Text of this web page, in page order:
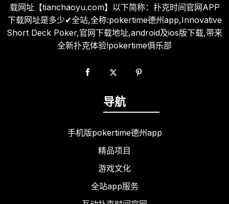
载网址【tianchaoyu.com】以下简称：扑克时间官网APP
下载网址是多少✔全站,全称:pokertime德州app,Innovative
Short Deck Poker,官网下载地址,android及ios版下载,带来
全新扑克体验!pokertime俱乐部
导航
手机版pokertime德州app
精品项目
游戏文化
全站app服务